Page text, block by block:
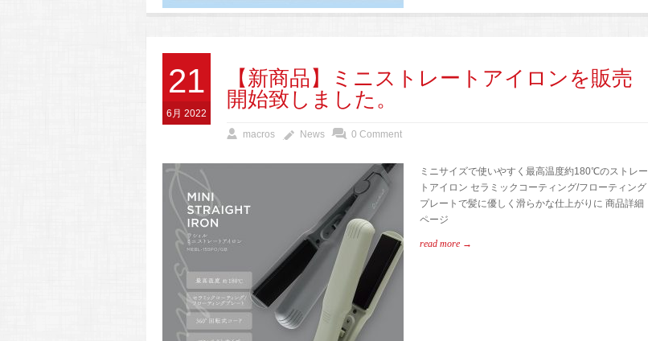
21
6月 2022
【新商品】ミニストレートアイロンを販売
開始致しました。
macros News 0 Comment
ミニサイズで使いやすく最高温度約180℃のストレー
トアイロン セラミックコーティング/フローティング
プレートで髪に優しく滑らかな仕上がりに 商品詳細
ページ
read more →